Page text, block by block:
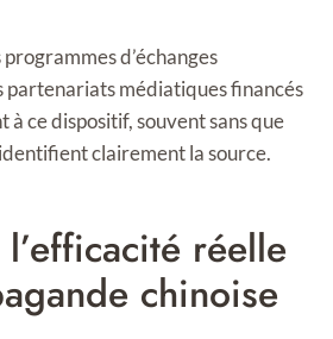
d’échanges
partenariats médiatiques financés
à ce dispositif, souvent sans que
clairement la source.
réelle
chinoise